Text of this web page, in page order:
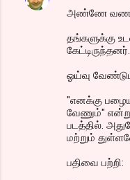
அண்ணே
தங்களுக்கு
ஓய்வு
"எனக்கு
வேணும்"
படத்தில்.
மற்றும்
பதிவை பற்றி: